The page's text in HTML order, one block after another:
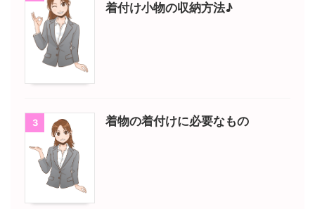
着付け小物の収納方法♪
3 着物の着付けに必要なもの